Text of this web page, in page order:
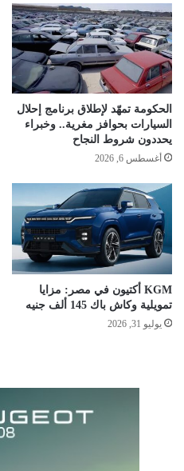
الحكومة تمهّد لإطلاق برنامج إحلال
السيارات بحوافز مغرية.. وخبراء
يحددون شروط النجاح
أغسطس 6, 2026
KGM أكتيون في مصر: مزايا
تمويلية وكاش باك 145 ألف جنيه
يوليو 31, 2026